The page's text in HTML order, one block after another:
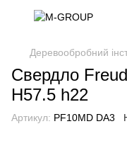
Деревообробний
Свердло
H57.5 h22
Артикул: PF10MD DA3